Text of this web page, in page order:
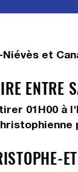
et
01H00 à